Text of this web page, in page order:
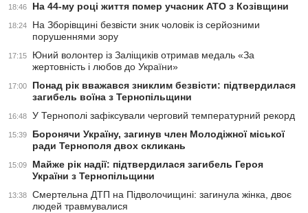
18:46 На 44-му році життя помер учасник АТО з Козівщини
18:24
На Зборівщині безвісти зник чоловік із серйозними
порушеннями зору
17:15
Юний волонтер із Заліщиків отримав медаль «За
жертовність і любов до України»
17:00
Понад рік вважався зниклим безвісти: підтвердилася
загибель воїна з Тернопільщини
16:48 У Тернополі зафіксували черговий температурний рекорд
15:39
Боронячи Україну, загинув член Молодіжної міської
ради Тернополя двох скликань
15:09
Майже рік надії: підтвердилася загибель Героя
України з Тернопільщини
13:38
Смертельна ДТП на Підволочищині: загинула жінка, двоє
людей травмувалися